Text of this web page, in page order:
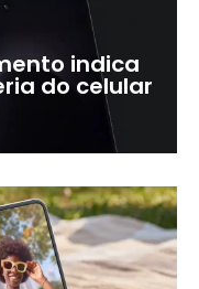
indica
do celular